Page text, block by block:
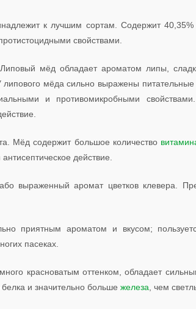
к лучшим сортам. Содержит 40,35%
свойствами.
мёд обладает ароматом липы,
мёда сильно выражены
и противомикробными
Мёд содержит большое количество
действие.
выраженный аромат цветков клевера.
приятным ароматом и вкусом;
пасеках.
красноватым оттенком, обладает
и значительно больше железа , чем